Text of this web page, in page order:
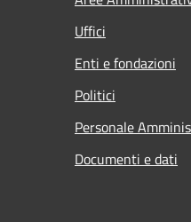
Uffici
Enti e fondazioni
Politici
Personale
Documenti e dati